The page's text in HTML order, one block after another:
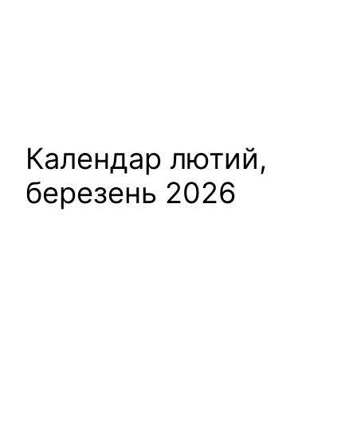
Календар лютий,
березень 2026